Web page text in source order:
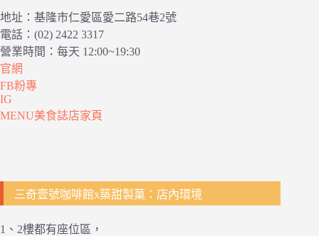
地址：基隆市仁愛區愛二路54巷2號
電話：(02) 2422 3317
營業時間：每天 12:00~19:30
官網
FB粉專
IG
MENU美食誌店家頁
三奇壹號咖啡館x築甜製菓：店內環境
1、2樓都有座位區，